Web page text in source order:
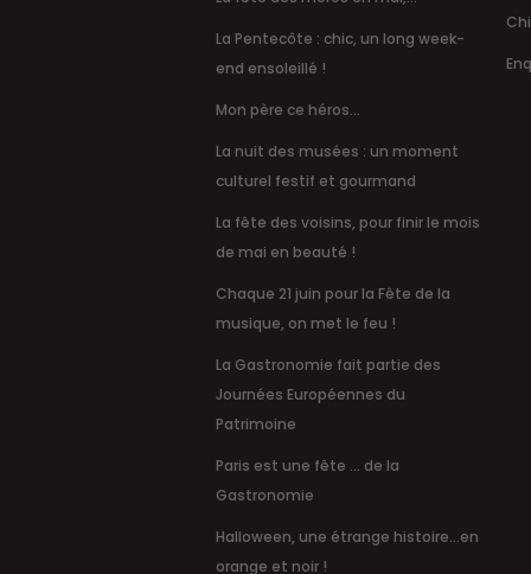
La Pentecôte : chic, un long week-
end ensoleillé !
Mon père ce héros...
La nuit des musées : un moment
culturel festif et gourmand
La fête des voisins, pour finir le mois
de mai en beauté !
Chaque 21 juin pour la Fête de la
musique, on met le feu !
La Gastronomie fait partie des
Journées Européennes du
Patrimoine
Paris est une fête … de la
Gastronomie
Halloween, une étrange histoire...en
orange et noir !